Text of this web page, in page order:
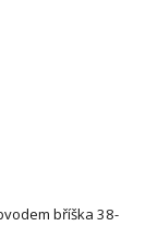
bříška 38-